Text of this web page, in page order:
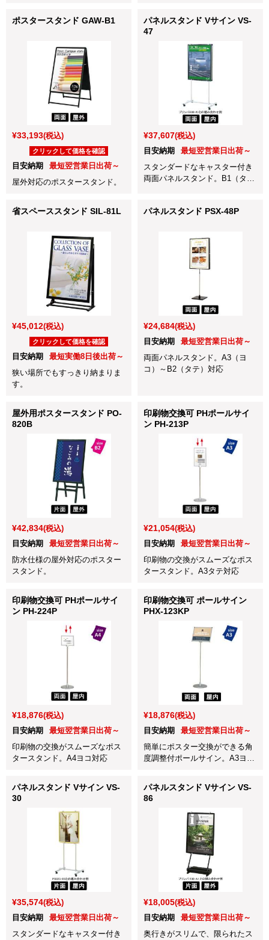
ポスタースタンド GAW-B1
¥33,193(税込)
クリックして価格を確認
目安納期
最短翌営業日出荷～
屋外対応のポスタースタンド。
パネルスタンド Vサイン VS-
47
¥37,607(税込)
目安納期
最短翌営業日出荷～
スタンダードなキャスター付き
両面パネルスタンド。B1（タ
省スペーススタンド SIL-81L
¥45,012(税込)
クリックして価格を確認
目安納期
最短実働8日後出荷～
狭い場所でもすっきり納まりま
す。
パネルスタンド PSX-48P
¥24,684(税込)
目安納期
最短翌営業日出荷～
両面パネルスタンド。A3（ヨ
コ）～B2（タテ）対応
屋外用ポスタースタンド PO-
820B
¥42,834(税込)
目安納期
最短翌営業日出荷～
防水仕様の屋外対応のポスター
スタンド。
印刷物交換可 PHポールサイ
ン PH-213P
¥21,054(税込)
目安納期
最短翌営業日出荷～
印刷物の交換がスムーズなポス
タースタンド。A3タテ対応
印刷物交換可 PHポールサイ
ン PH-224P
¥18,876(税込)
目安納期
最短翌営業日出荷～
印刷物の交換がスムーズなポス
タースタンド。A4ヨコ対応
印刷物交換可 ポールサイン
PHX-123KP
¥18,876(税込)
目安納期
最短翌営業日出荷～
簡単にポスター交換ができる角
度調整付ポールサイン。A3ヨコ
パネルスタンド Vサイン VS-
30
¥35,574(税込)
目安納期
最短翌営業日出荷～
スタンダードなキャスター付き
パネルスタンド Vサイン VS-
86
¥18,005(税込)
目安納期
最短翌営業日出荷～
奥行きがスリムで、限られたス